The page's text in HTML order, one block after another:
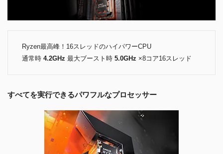
Ryzen最高峰！16スレッドのハイパワーCPU
通常時 4.2GHz 最大ブースト時 5.0GHz ×8コア16スレッド
すべてを実行できるパワフルなプロセッサー